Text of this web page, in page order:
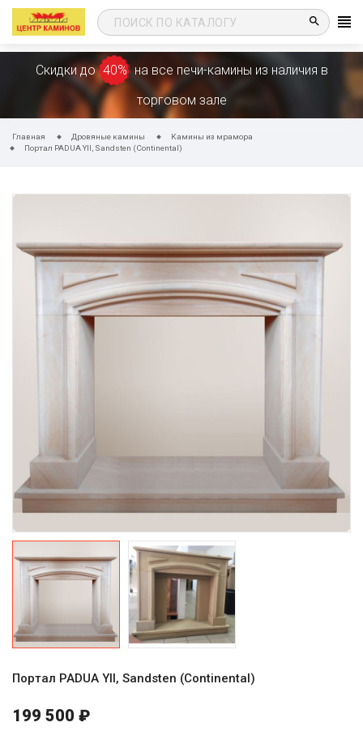
search
Скидки до 40% на все печи-камины из наличия в
торговом зале
Главная Дровяные камины
Камины из мрамора
Портал PADUA YII, Sandsten (Continental)
Портал PADUA YII, Sandsten (Continental)
199 500 ₽